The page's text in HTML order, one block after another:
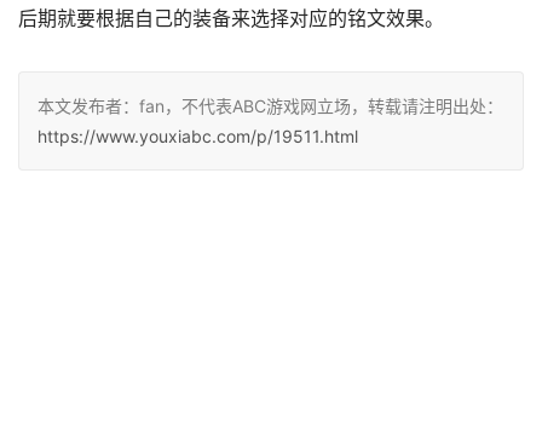
后期就要根据自己的装备来选择对应的铭文效果。
本文发布者：fan，不代表ABC游戏网立场，转载请注明出处：
https://www.youxiabc.com/p/19511.html